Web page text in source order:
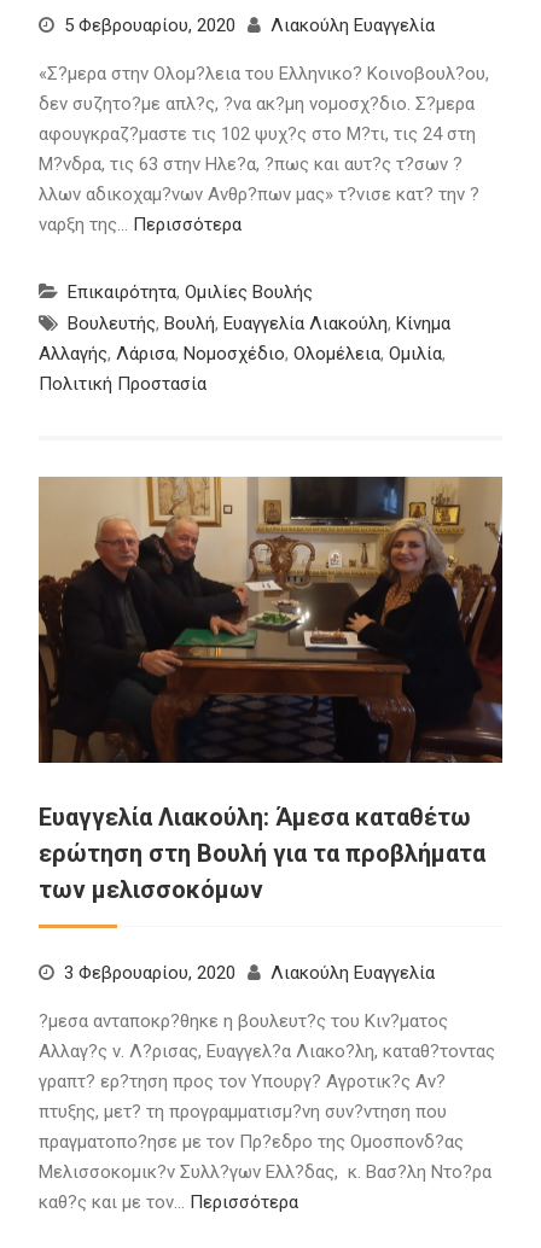
5 Φεβρουαρίου, 2020 Λιακούλη Ευαγγελία
«Σ?μερα στην Ολομ?λεια του Ελληνικο? Κοινοβουλ?ου,
δεν συζητο?με απλ?ς, ?να ακ?μη νομοσχ?διο. Σ?μερα
αφουγκραζ?μαστε τις 102 ψυχ?ς στο Μ?τι, τις 24 στη
Μ?νδρα, τις 63 στην Ηλε?α, ?πως και αυτ?ς τ?σων ?
λλων αδικοχαμ?νων Ανθρ?πων μας» τ?νισε κατ? την ?
ναρξη της… Περισσότερα
Επικαιρότητα, Ομιλίες Βουλής
Βουλευτής, Βουλή, Ευαγγελία Λιακούλη, Κίνημα
Αλλαγής, Λάρισα, Νομοσχέδιο, Ολομέλεια, Ομιλία,
Πολιτική Προστασία
Ευαγγελία Λιακούλη: Άμεσα καταθέτω
ερώτηση στη Βουλή για τα προβλήματα
των μελισσοκόμων
3 Φεβρουαρίου, 2020 Λιακούλη Ευαγγελία
?μεσα ανταποκρ?θηκε η βουλευτ?ς του Κιν?ματος
Αλλαγ?ς ν. Λ?ρισας, Ευαγγελ?α Λιακο?λη, καταθ?τοντας
γραπτ? ερ?τηση προς τον Υπουργ? Αγροτικ?ς Αν?
πτυξης, μετ? τη προγραμματισμ?νη συν?ντηση που
πραγματοπο?ησε με τον Πρ?εδρο της Ομοσπονδ?ας
Μελισσοκομικ?ν Συλλ?γων Ελλ?δας, κ. Βασ?λη Ντο?ρα
καθ?ς και με τον… Περισσότερα